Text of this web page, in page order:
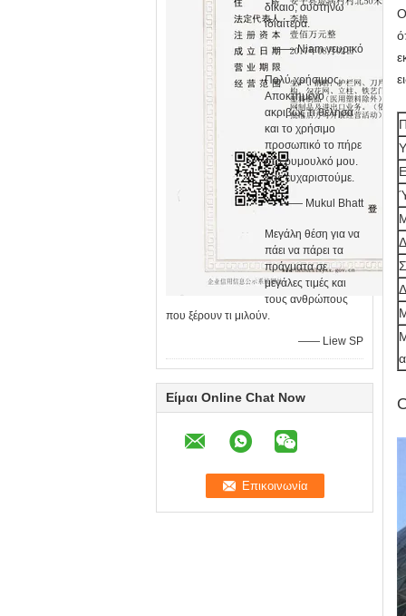
δίκαιο, συστήνω
ιδιαίτερα.
—— Niam νευρικό
Πολύ χρήσιμος.
Αποκτημένο
ακριβώς τι θέλησα
και το χρήσιμο
προσωπικό το πήρε
στο ρυμουλκό μου.
Σας ευχαριστούμε.
—— Mukul Bhatt
Μεγάλη θέση για να
πάει να πάρει τα
πράγματα σε
μεγάλες τιμές και
τους ανθρώπους
που ξέρουν τι μιλούν.
—— Liew SP
Είμαι Online Chat Now